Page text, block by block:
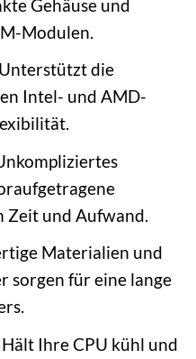
Gehäuse und
Modulen.
Unterstützt die
Intel- und AMD-
Zeit und Aufwand.
Materialien und
sorgen für eine lange
Hält Ihre CPU kühl und